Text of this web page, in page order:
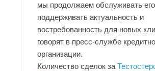
мы продолжаем обслуживать
поддерживать актуальность и
востребованность для новых
говорят в пресс-службе
организации.
Количество сделок за